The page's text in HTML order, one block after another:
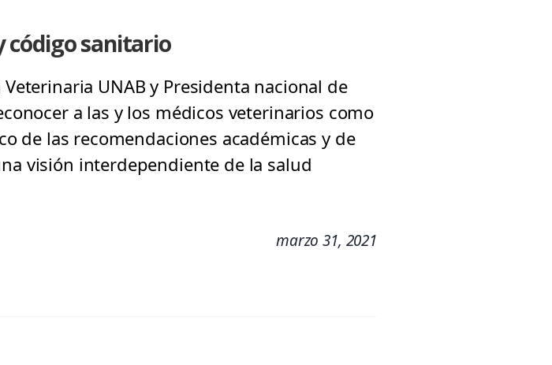
código sanitario
UNAB y Presidenta nacional de
a las y los médicos veterinarios como
de las recomendaciones académicas y de
visión interdependiente de la salud
marzo 31, 2021